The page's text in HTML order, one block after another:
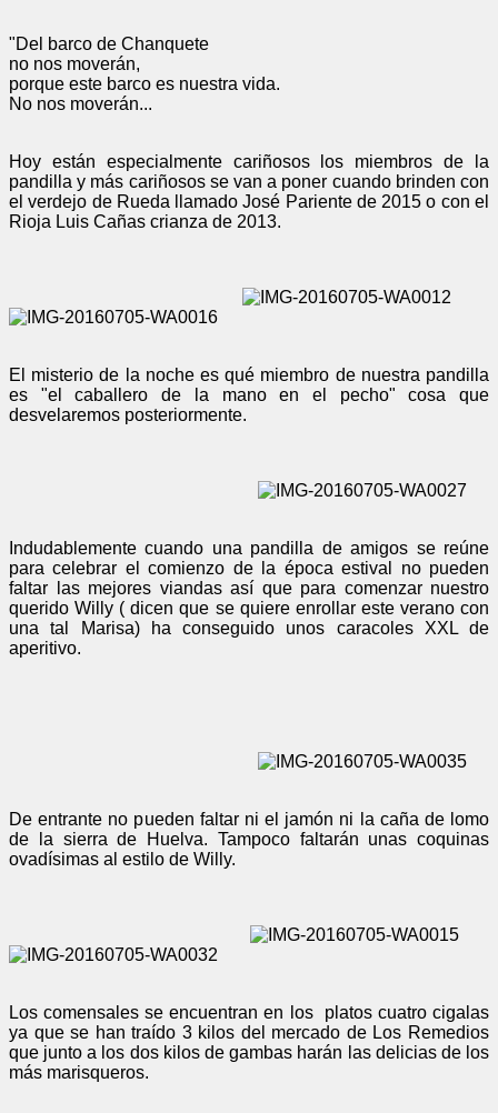
"Del barco de Chanquete
no nos moverán,
porque este barco es nuestra vida.
No nos moverán...
Hoy están especialmente cariñosos los miembros de la
pandilla y más cariñosos se van a poner cuando brinden con
el verdejo de Rueda llamado José Pariente de 2015 o con el
Rioja Luis Cañas crianza de 2013.
El misterio de la noche es qué miembro de nuestra pandilla
es "el caballero de la mano en el pecho" cosa que
desvelaremos posteriormente.
Indudablemente cuando una pandilla de amigos se reúne
para celebrar el comienzo de la época estival no pueden
faltar las mejores viandas así que para comenzar nuestro
querido Willy ( dicen que se quiere enrollar este verano con
una tal Marisa) ha conseguido unos caracoles XXL de
aperitivo.
De entrante no pueden faltar ni el jamón ni la caña de lomo
de la sierra de Huelva. Tampoco faltarán unas coquinas
ovadísimas al estilo de Willy.
Los comensales se encuentran en los platos cuatro cigalas
ya que se han traído 3 kilos del mercado de Los Remedios
que junto a los dos kilos de gambas harán las delicias de los
más marisqueros.